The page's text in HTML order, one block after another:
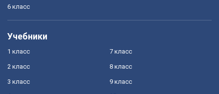
6 класс
Учебники
1 класс
2 класс
3 класс
7 класс
8 класс
9 класс